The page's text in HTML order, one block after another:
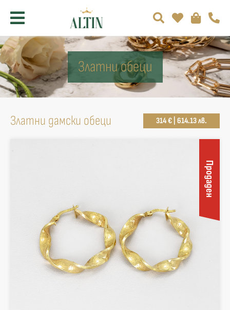
Златни обеци
Златни дамски обеци 314 € | 614.13 лв.
Продаден